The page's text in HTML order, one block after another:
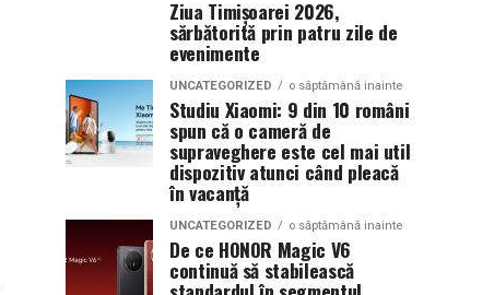
Ziua Timișoarei 2026,
sărbătorită prin patru zile de
evenimente
UNCATEGORIZED o săptămână inainte
Studiu Xiaomi: 9 din 10 români
spun că o cameră de
supraveghere este cel mai util
dispozitiv atunci când pleacă
în vacanță
UNCATEGORIZED o săptămână inainte
De ce HONOR Magic V6
continuă să stabilească